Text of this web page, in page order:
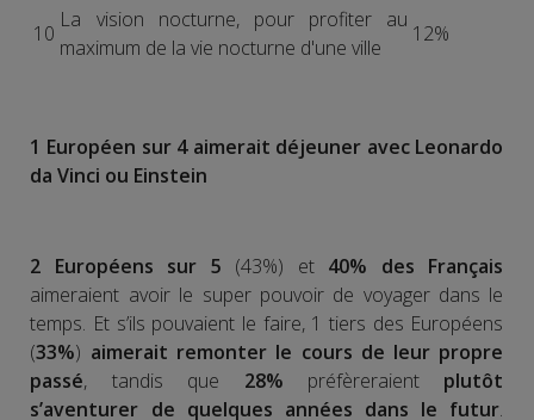
10
La vision nocturne, pour profiter au
maximum de la vie nocturne d'une ville
12%
1 Européen sur 4 aimerait déjeuner avec Leonardo
da Vinci ou Einstein
2 Européens sur 5 (43%) et 40% des Français
aimeraient avoir le super pouvoir de voyager dans le
temps. Et s’ils pouvaient le faire, 1 tiers des Européens
(33%) aimerait remonter le cours de leur propre
passé, tandis que 28% préfèreraient plutôt
s’aventurer de quelques années dans le futur.